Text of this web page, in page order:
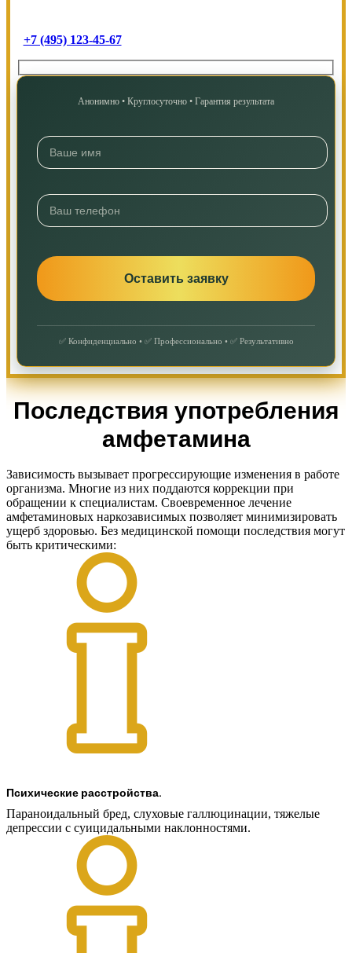
+7 (495) 123-45-67
Анонимно • Круглосуточно • Гарантия результата
✅ Конфиденциально • ✅ Профессионально • ✅ Результативно
Последствия употребления
амфетамина
Зависимость вызывает прогрессирующие изменения в работе
организма. Многие из них поддаются коррекции при
обращении к специалистам. Своевременное лечение
амфетаминовых наркозависимых позволяет минимизировать
ущерб здоровью. Без медицинской помощи последствия могут
быть критическими:
Психические расстройства.
Параноидальный бред, слуховые галлюцинации, тяжелые
депрессии с суицидальными наклонностями.